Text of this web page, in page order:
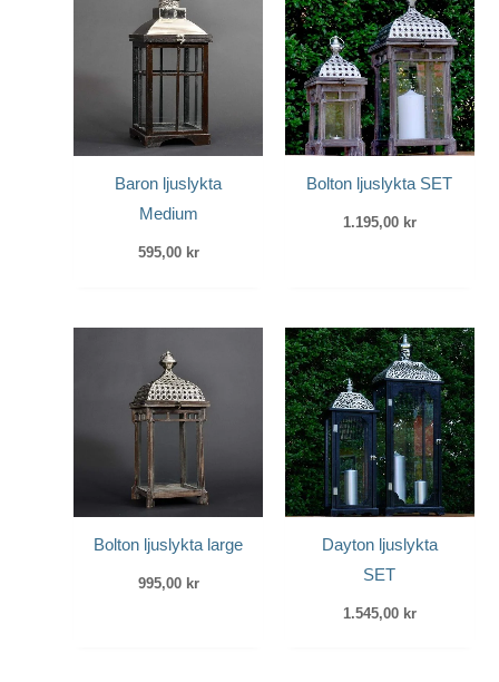
Baron ljuslykta
Medium
595,00 kr
Bolton ljuslykta SET
1.195,00 kr
Bolton ljuslykta large
995,00 kr
Dayton ljuslykta
SET
1.545,00 kr